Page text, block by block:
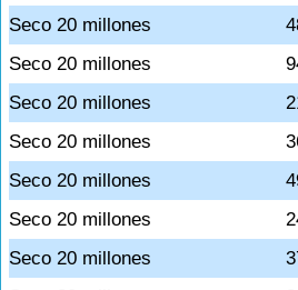
Seco 20 millones
Seco 20 millones
Seco 20 millones
Seco 20 millones
Seco 20 millones
Seco 20 millones
Seco 20 millones